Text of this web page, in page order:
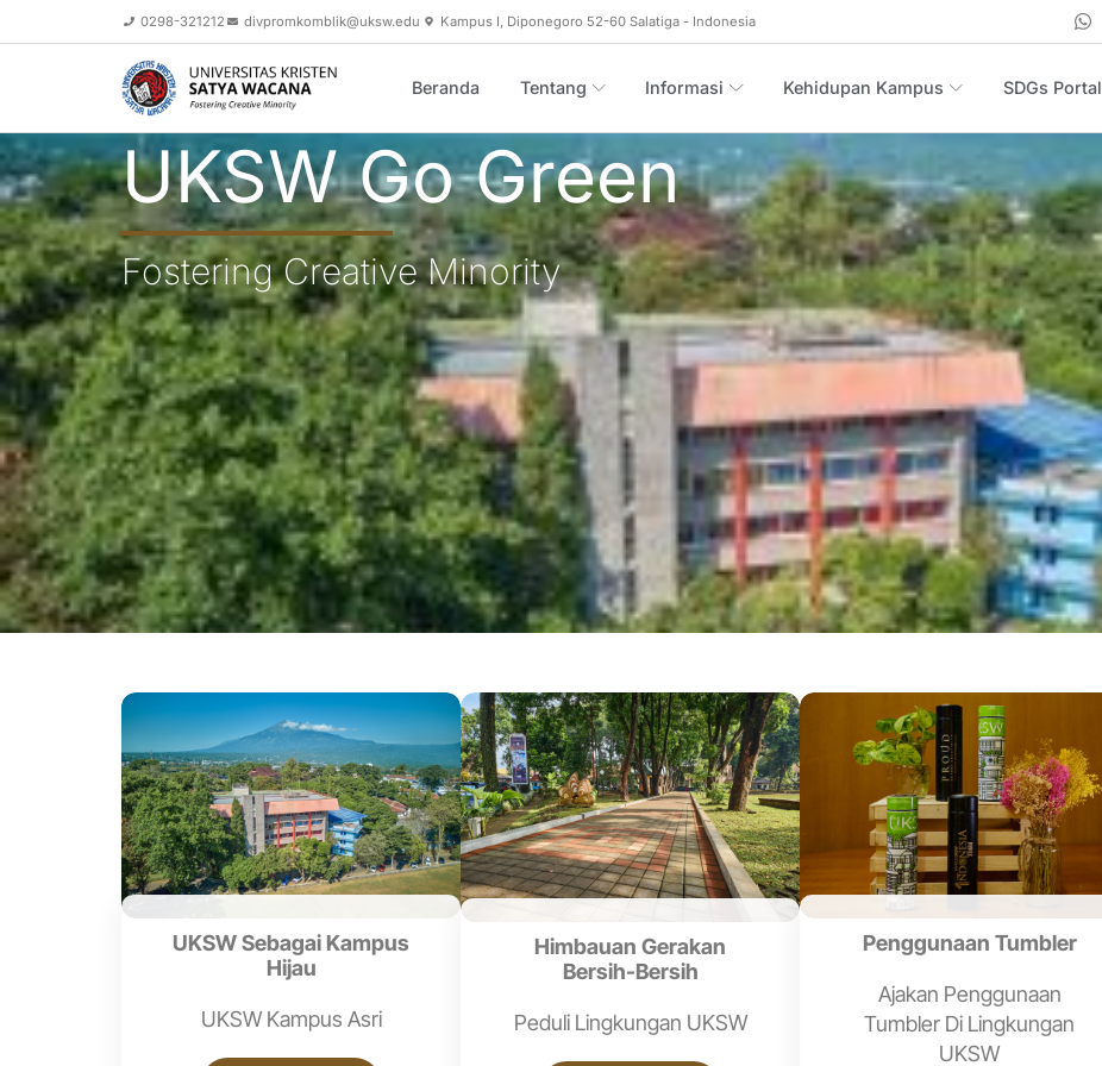
0298-321212 divpromkomblik@uksw.edu Kampus I, Diponegoro 52-60 Salatiga - Indonesia
Beranda Tentang Informasi Kehidupan Kampus SDGs Portal
UKSW Go Green
Fostering Creative Minority
UKSW Sebagai Kampus
Hijau
UKSW Kampus Asri
Himbauan Gerakan
Bersih-Bersih
Peduli Lingkungan UKSW
Penggunaan Tumbler
Ajakan Penggunaan
Tumbler Di Lingkungan
UKSW